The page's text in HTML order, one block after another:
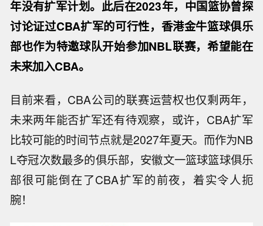
年没有扩军计划。此后在2023年，中国篮协曾探
讨论证过CBA扩军的可行性，香港金牛篮球俱乐
部也作为特邀球队开始参加NBL联赛，希望能在
未来加入CBA。
目前来看，CBA公司的联赛运营权也仅剩两年，
未来两年能否扩军还有待观察，或许，CBA扩军
比较可能的时间节点就是2027年夏天。而作为NB
L夺冠次数最多的俱乐部，安徽文一篮球篮球俱乐
部很可能倒在了CBA扩军的前夜，着实令人扼
腕！